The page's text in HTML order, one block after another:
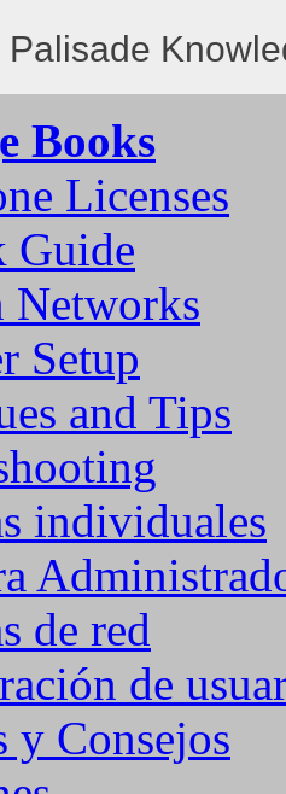
Palisade
Books
Licenses
Guide
Networks
Setup
and Tips
individuales
de red
de
y Consejos